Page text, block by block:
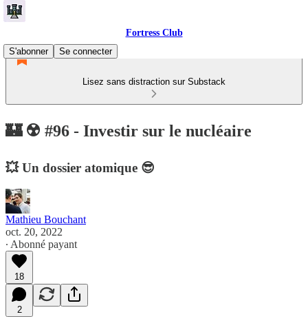
Fortress Club
S'abonner
Se connecter
Lisez sans distraction sur Substack
🏰 ☢️ #96 - Investir sur le nucléaire
💥 Un dossier atomique 😎
Mathieu Bouchant
oct. 20, 2022
∙ Abonné payant
18
2